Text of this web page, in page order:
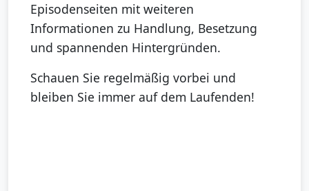
Episodenseiten mit weiteren
Informationen zu Handlung, Besetzung
und spannenden Hintergründen.
Schauen Sie regelmäßig vorbei und
bleiben Sie immer auf dem Laufenden!